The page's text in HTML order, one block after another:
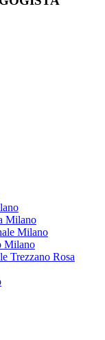
Milano
Milano
Milano
Trezzano Rosa